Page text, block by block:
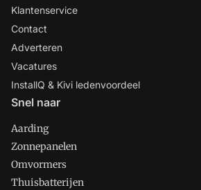
Klantenservice
Contact
Adverteren
Vacatures
InstallQ & Kivi ledenvoordeel
Snel naar
Aarding
Zonnepanelen
Omvormers
Thuisbatterijen